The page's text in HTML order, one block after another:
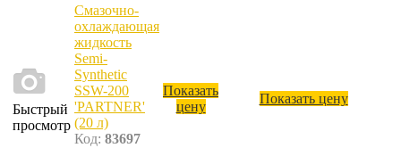
Быстрый
просмотр
Смазочно-
охлаждающая
жидкость
Semi-
Synthetic
SSW-200
'PARTNER'
(20 л)
Код: 83697
Показать
цену
Показать цену